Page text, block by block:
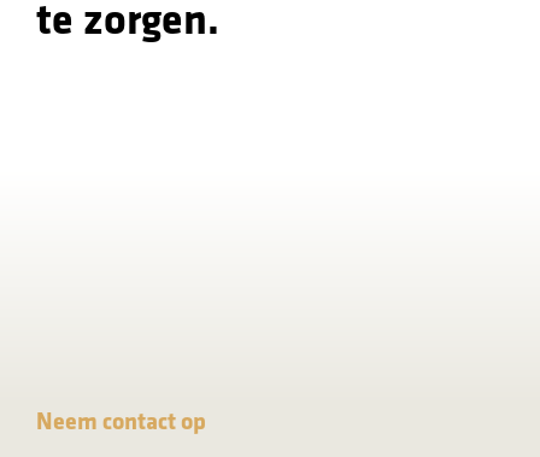
te zorgen.
Neem contact op